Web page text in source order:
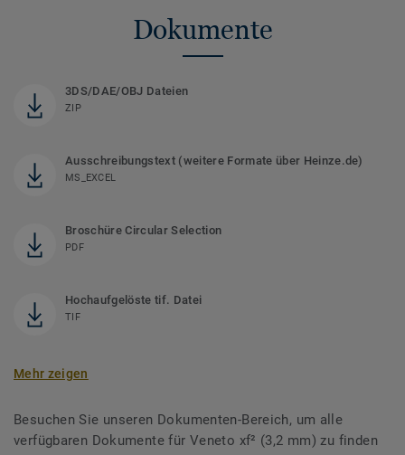
Dokumente
3DS/DAE/OBJ Dateien
ZIP
Ausschreibungstext (weitere Formate über Heinze.de)
MS_EXCEL
Broschüre Circular Selection
PDF
Hochaufgelöste tif. Datei
TIF
Mehr zeigen
Besuchen Sie unseren Dokumenten-Bereich, um alle
verfügbaren Dokumente für Veneto xf² (3,2 mm) zu finden